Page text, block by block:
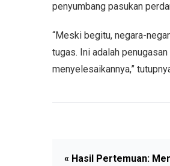
penyumbang pasukan
“Meski begitu, negara-
tugas. Ini adalah
menyelesaikannya,”
« Hasil Pertemuan: